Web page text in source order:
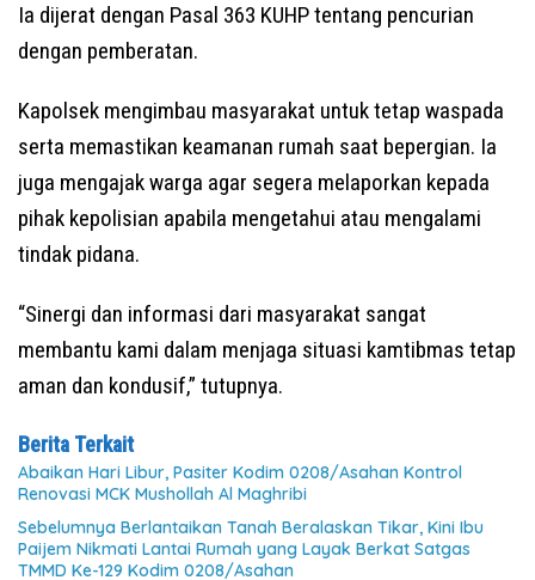
Ia dijerat dengan Pasal 363 KUHP tentang pencurian
dengan pemberatan.
Kapolsek mengimbau masyarakat untuk tetap waspada
serta memastikan keamanan rumah saat bepergian. Ia
juga mengajak warga agar segera melaporkan kepada
pihak kepolisian apabila mengetahui atau mengalami
tindak pidana.
“Sinergi dan informasi dari masyarakat sangat
membantu kami dalam menjaga situasi kamtibmas tetap
aman dan kondusif,” tutupnya.
Berita Terkait
Abaikan Hari Libur, Pasiter Kodim 0208/Asahan Kontrol
Renovasi MCK Mushollah Al Maghribi
Sebelumnya Berlantaikan Tanah Beralaskan Tikar, Kini Ibu
Paijem Nikmati Lantai Rumah yang Layak Berkat Satgas
TMMD Ke-129 Kodim 0208/Asahan